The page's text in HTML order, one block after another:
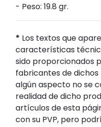
- Peso: 19.8 gr.
* Los textos que
características
sido proporcionados
fabricantes de
algún aspecto no se
realidad de dicho
artículos de esta
con su PVP, pero